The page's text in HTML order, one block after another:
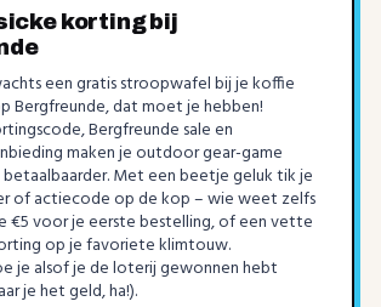
korting bij
een gratis stroopwafel bij je koffie
Bergfreunde, dat moet je hebben!
Bergfreunde sale en
maken je outdoor gear-game
betaalbaarder. Met een beetje geluk tik je
of actiecode op de kop – wie weet zelfs
€5 voor je eerste bestelling, of een vette
op je favoriete klimtouw.
je alsof je de loterij gewonnen hebt
je het geld, ha!).